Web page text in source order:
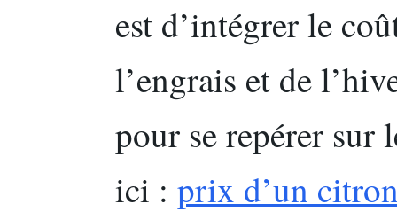
est d’intégrer le
l’engrais et de
pour se repérer sur
ici : prix d’un